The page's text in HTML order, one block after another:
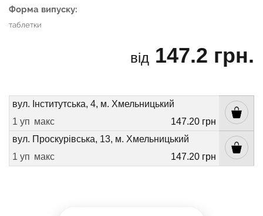
Форма випуску:
таблетки
від 147.2 грн.
вул. Інститутська, 4, м. Хмельницький
1 уп макс
147.20 грн
вул. Проскурівська, 13, м. Хмельницький
1 уп макс 147.20 грн